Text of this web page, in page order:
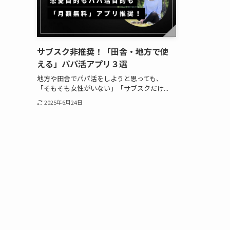
サブスク非推奨！「田舎・地方で使
える」パパ活アプリ３選
地方や田舎でパパ活をしようと思っても、
「そもそも女性がいない」「サブスクだけ...
2025年6月24日